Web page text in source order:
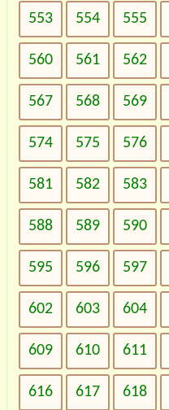
553 554 555
560 561 562
567 568 569
574 575 576
581 582 583
588 589 590
595 596 597
602 603 604
609 610 611
616 617 618